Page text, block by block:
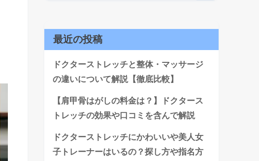
最近の投稿
ドクターストレッチと整体・マッサージ
の違いについて解説【徹底比較】
【肩甲骨はがしの料金は？】ドクタース
トレッチの効果や口コミを含んで解説
ドクターストレッチにかわいいや美人女
子トレーナーはいるの？探し方や指名方